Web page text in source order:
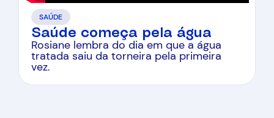
SAÚDE
Saúde começa pela água
Rosiane lembra do dia em que a água
tratada saiu da torneira pela primeira
vez.